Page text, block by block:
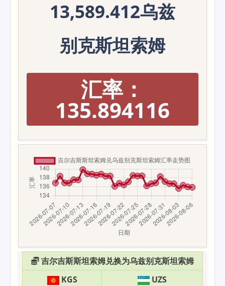
13,589.412乌兹
别克斯坦索姆
汇率：
135.894116
吉尔吉斯斯坦索姆兑换为乌兹别克斯坦索姆
KGS
UZS